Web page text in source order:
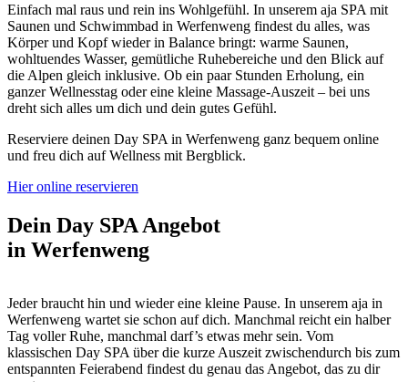
Einfach mal raus und rein ins Wohlgefühl. In unserem aja SPA mit
Saunen und Schwimmbad in Werfenweng findest du alles, was
Körper und Kopf wieder in Balance bringt: warme Saunen,
wohltuendes Wasser, gemütliche Ruhebereiche und den Blick auf
die Alpen gleich inklusive. Ob ein paar Stunden Erholung, ein
ganzer Wellnesstag oder eine kleine Massage-Auszeit – bei uns
dreht sich alles um dich und dein gutes Gefühl.
Reserviere deinen Day SPA in Werfenweng ganz bequem online
und freu dich auf Wellness mit Bergblick.
Hier online reservieren
Dein Day SPA Angebot
in Werfenweng
Jeder braucht hin und wieder eine kleine Pause. In unserem aja in
Werfenweng wartet sie schon auf dich. Manchmal reicht ein halber
Tag voller Ruhe, manchmal darf’s etwas mehr sein. Vom
klassischen Day SPA über die kurze Auszeit zwischendurch bis zum
entspannten Feierabend findest du genau das Angebot, das zu dir